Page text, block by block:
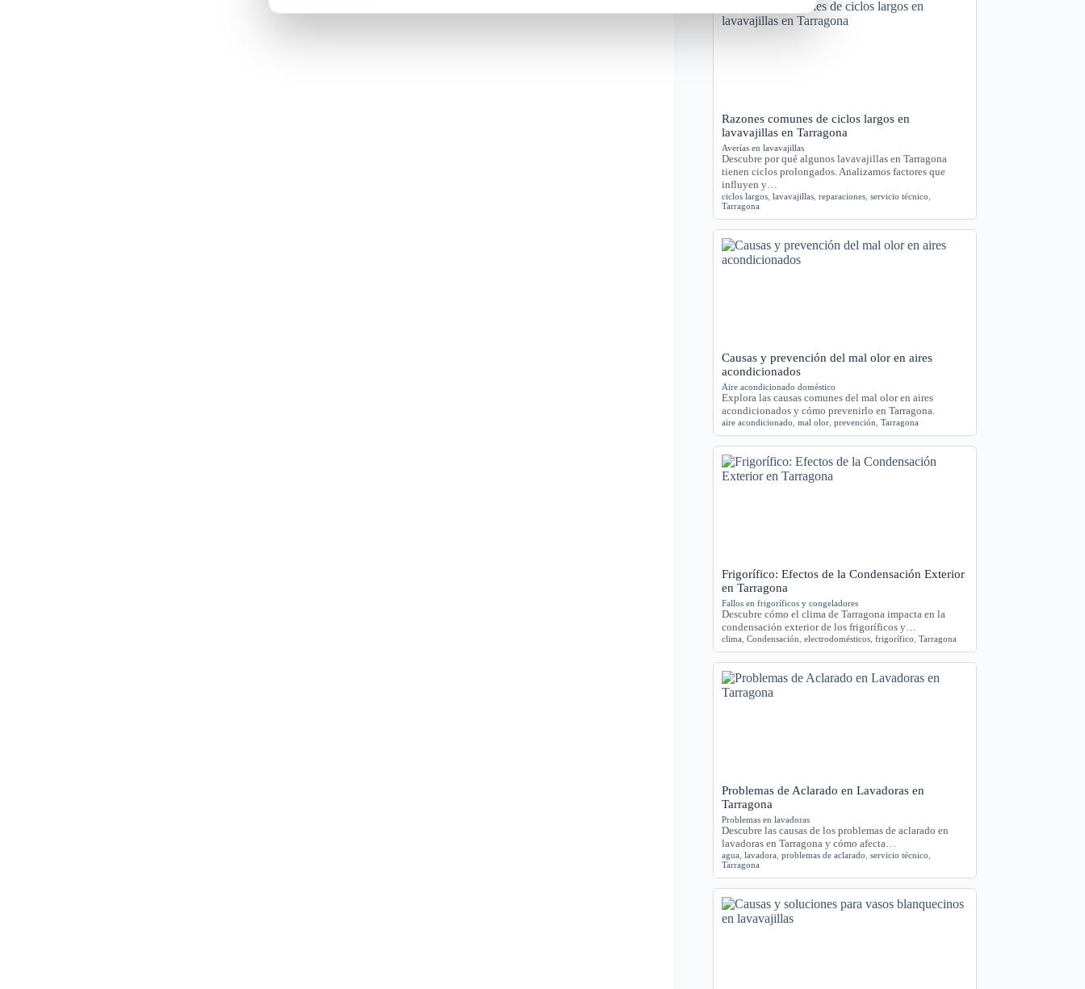
Razones comunes de ciclos largos en
lavavajillas en Tarragona
Averías en lavavajillas
Descubre por qué algunos lavavajillas en Tarragona
tienen ciclos prolongados. Analizamos factores que
influyen y…
ciclos largos ,lavavajillas ,reparaciones ,servicio técnico
Tarragona
Causas y prevención del mal olor en aires
acondicionados
Aire acondicionado doméstico
Explora las causas comunes del mal olor en aires
acondicionados y cómo prevenirlo en Tarragona.
aire acondicionado ,mal olor ,prevención ,Tarragona
Frigorífico: Efectos de la Condensación Exterior
en Tarragona
Fallos en frigoríficos y congeladores
Descubre cómo el clima de Tarragona impacta en la
condensación exterior de los frigoríficos y…
clima ,Condensación ,electrodomésticos ,frigorífico ,Tarragona
Problemas de Aclarado en Lavadoras en
Tarragona
Problemas en lavadoras
Descubre las causas de los problemas de aclarado en
lavadoras en Tarragona y cómo afecta…
agua ,lavadora ,problemas de aclarado ,servicio técnico
Tarragona